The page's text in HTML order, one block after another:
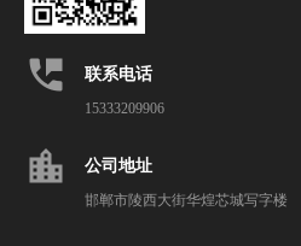
perm_phone_msg 联系电话
15333209906
location_city 公司地址
邯郸市陵西大街华煌芯城写字楼